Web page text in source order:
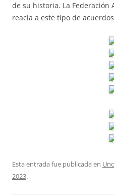
de su historia. La Federación
reacia a este tipo de
Esta entrada fue publicada en
2023.